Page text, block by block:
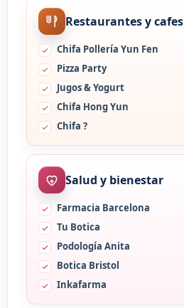
Restaurantes y cafes
Chifa Pollería Yun Fen
Pizza Party
Jugos & Yogurt
Chifa Hong Yun
Chifa ?
Salud y bienestar
Farmacia Barcelona
Tu Botica
Podología Anita
Botica Bristol
Inkafarma